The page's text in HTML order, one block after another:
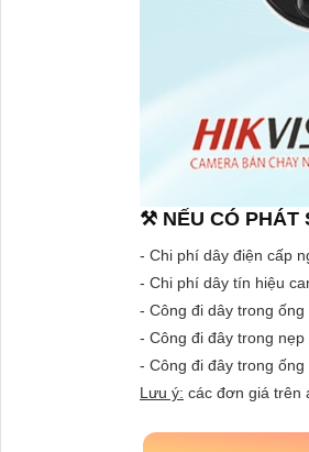
⚒ NẾU CÓ PHÁT
- Chi phí dây điện cấp
- Chi phí dây tín hiệu
- Công đi dây trong
- Công đi đây trong
- Công đi đây trong
Lưu ý: các đơn giá trên